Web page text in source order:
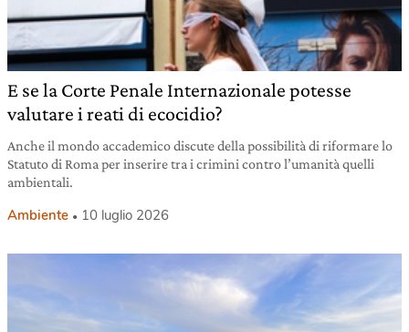
E se la Corte Penale Internazionale potesse
valutare i reati di ecocidio?
Anche il mondo accademico discute della possibilità di riformare lo
Statuto di Roma per inserire tra i crimini contro l’umanità quelli
ambientali.
Ambiente 10 luglio 2026